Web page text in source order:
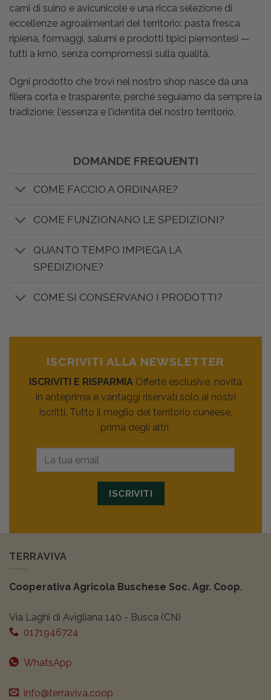
carni di suino e avicunicole e una ricca selezione di
eccellenze agroalimentari del territorio: pasta fresca
ripiena, formaggi, salumi e prodotti tipici piemontesi —
tutti a km0, senza compromessi sulla qualità.
Ogni prodotto che trovi nel nostro shop nasce da una
filiera corta e trasparente, perché seguiamo da sempre la
tradizione, l'essenza e l'identità del nostro territorio.
DOMANDE FREQUENTI
COME FACCIO A ORDINARE?
COME FUNZIONANO LE SPEDIZIONI?
QUANTO TEMPO IMPIEGA LA
SPEDIZIONE?
COME SI CONSERVANO I PRODOTTI?
ISCRIVITI ALLA NEWSLETTER
ISCRIVITI E RISPARMIA Offerte esclusive, novità
in anteprima e vantaggi riservati solo ai nostri
iscritti. Tutto il meglio del territorio cuneese,
prima degli altri.
ISCRIVITI
TERRAVIVA
Cooperativa Agricola Buschese Soc. Agr. Coop.
Via Laghi di Avigliana 140 - Busca (CN)
0171946724
WhatsApp
info@terraviva.coop